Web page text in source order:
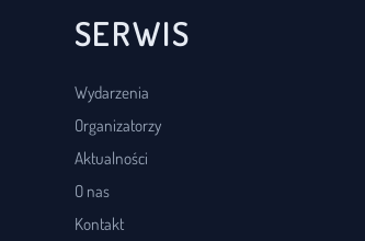
SERWIS
Wydarzenia
Organizatorzy
Aktualności
O nas
Kontakt